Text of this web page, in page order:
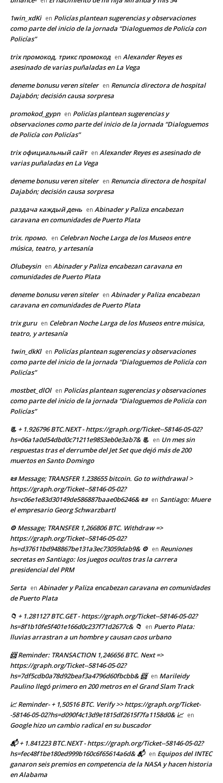
1win_xdKi en Policías plantean sugerencias y observaciones
como parte del inicio de la jornada “Dialoguemos de Policía con
Policías”
trix промокод, трикс промокод en Alexander Reyes es
asesinado de varias puñaladas en La Vega
deneme bonusu veren siteler en Renuncia directora de hospital
Dajabón; decisión causa sorpresa
promokod_gypn en Policías plantean sugerencias y
observaciones como parte del inicio de la jornada “Dialoguemos
de Policía con Policías”
trix официальный сайт en Alexander Reyes es asesinado de
varias puñaladas en La Vega
deneme bonusu veren siteler en Renuncia directora de hospital
Dajabón; decisión causa sorpresa
раздача каждый день en Abinader y Paliza encabezan
caravana en comunidades de Puerto Plata
trix. промо. en Celebran Noche Larga de los Museos entre
música, teatro, y artesanía
Olubeysin en Abinader y Paliza encabezan caravana en
comunidades de Puerto Plata
deneme bonusu veren siteler en Abinader y Paliza encabezan
caravana en comunidades de Puerto Plata
trix guru en Celebran Noche Larga de los Museos entre música,
teatro, y artesanía
1win_dkKl en Policías plantean sugerencias y observaciones
como parte del inicio de la jornada “Dialoguemos de Policía con
Policías”
mostbet_dlOl en Policías plantean sugerencias y observaciones
como parte del inicio de la jornada “Dialoguemos de Policía con
Policías”
📃 + 1.926796 BTC.NEXT - https://graph.org/Ticket--58146-05-02?
hs=06a1a0d54dbd0c71211e9853eb0e3ab7& 📃 en Un mes sin
respuestas tras el derrumbe del Jet Set que dejó más de 200
muertos en Santo Domingo
📜 Message; TRANSFER 1.238655 bitcoin. Go to withdrawal >
https://graph.org/Ticket--58146-05-02?
hs=c06e1e83d30149de586887baae0b6246& 📜 en Santiago: Muere
el empresario Georg Schwarzbartl
⚙ Message; TRANSFER 1,266806 BTC. Withdraw =>
https://graph.org/Ticket--58146-05-02?
hs=d37611bd948867be131a3ec73059dab9& ⚙ en Reuniones
secretas en Santiago: los juegos ocultos tras la carrera
presidencial del PRM
Serta en Abinader y Paliza encabezan caravana en comunidades
de Puerto Plata
📁 + 1.281127 BTC.GET - https://graph.org/Ticket--58146-05-02?
hs=8f1b10fe5f401e166d0c237f71d2677c& 📁 en Puerto Plata:
lluvias arrastran a un hombre y causan caos urbano
📨 Reminder: TRANSACTION 1,246656 BTC. Next =>
https://graph.org/Ticket--58146-05-02?
hs=7df5cdb0a78d92beaf3a4796d60fbcbb& 📨 en Marileidy
Paulino llegó primero en 200 metros en el Grand Slam Track
📈 Reminder- + 1,50516 BTC. Verify >> https://graph.org/Ticket-
-58146-05-02?hs=d090f4c13d9e1815df2615f7fa1158d0& 📈 en
Google hizo un cambio radical en su buscador
📬 + 1.841223 BTC.NEXT - https://graph.org/Ticket--58146-05-02?
hs=fec48f1be180ed999b160c6f65614a6d& 📬 en Equipos del INTEC
ganaron seis premios en competencia de la NASA y hacen historia
en Alabama